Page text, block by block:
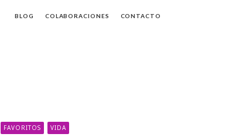
BLOG COLABORACIONES CONTACTO
FAVORITOS VIDA